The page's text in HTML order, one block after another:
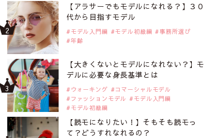
【アラサーでもモデルになれる？】３０
代から目指すモデル
モデル入門編 モデル初級編
事務所選び
年齢
【大きくないとモデルになれない？】モ
デルに必要な身長基準とは
ウォーキング
コマーシャルモデル
ファッションモデル
モデル入門編
モデル初級編
【読モになりたい！】そもそも読モっ
て？どうすれなれるの？